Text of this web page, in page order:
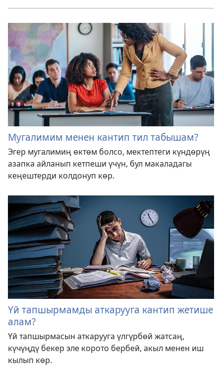
Мугалимим менен кантип тил табышам?
Эгер мугалимиң өктөм болсо, мектептеги күндөрүң
азапка айланып кетпеши үчүн, бул макаладагы
кеңештерди колдонуп көр.
Үй тапшырмамды аткарууга кантип жетише
алам?
Үй тапшырмасын аткарууга үлгүрбөй жатсаң,
күчүңдү бекер эле корото бербей, акыл менен иш
кылып көр.